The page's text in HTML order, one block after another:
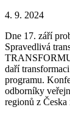
4. 9. 2024
Dne 17. září
Spravedlivá
daří
programu.
odborníky
regionů z Česka